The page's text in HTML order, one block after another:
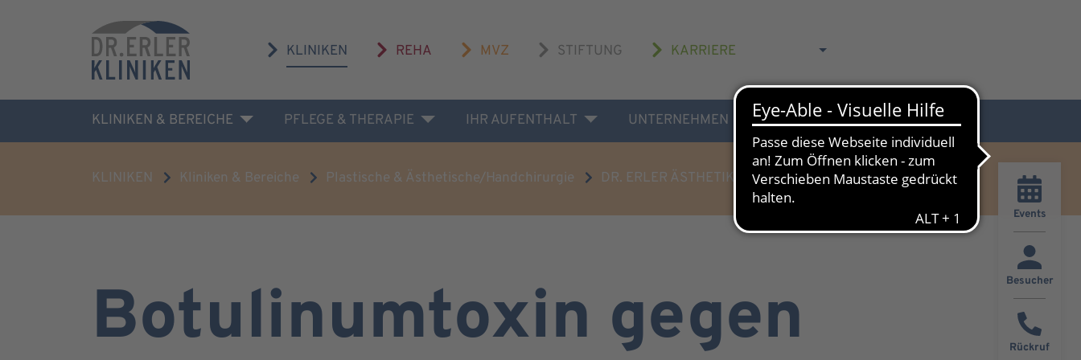
KLINIKEN REHA MVZ STIFTUNG KARRIERE
KLINIKEN & BEREICHE PFLEGE & THERAPIE IHR AUFENTHALT UNTERNEHMEN AKTUELLES & KONTAKT
Events
Besucher
Rückruf
KLINIKEN Kliniken & Bereiche Plastische & Ästhetische/Handchirurgie DR. ERLER ÄSTHETIK
Botulinumtoxin gegen